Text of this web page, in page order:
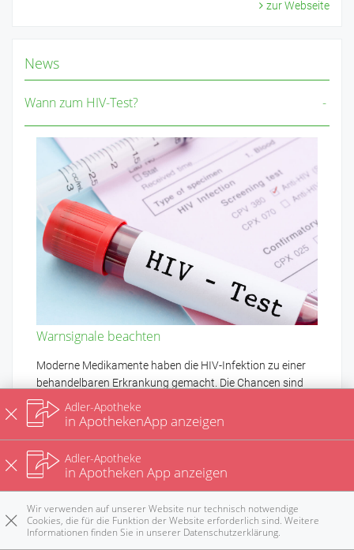
Anrufen E-Mail Rezepte Notdienst
zur Webseite
News
Wann zum HIV-Test?
Warnsignale beachten
Moderne Medikamente haben die HIV-Infektion zu einer
behandelbaren Erkrankung gemacht. Die Chancen sind
am besten, wenn die Infektion früh erkannt und therapiert
wird. Doch welche Beschwerden sind verdächtig und
Was hilft gegen den Husten?
Tabletten und Kapseln richtig abschlucken
Adler-Apotheke
in ApothekenApp anzeigen
Adler-Apotheke
in Apotheken App anzeigen
Wir verwenden auf unserer Website nur technisch notwendige
Cookies, die für die Funktion der Website erforderlich sind. Weitere
Informationen finden Sie in unserer Datenschutzerklärung.